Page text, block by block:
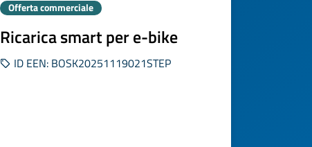
Offerta commerciale
Ricarica smart per e-bike
ID EEN: BOSK20251119021STEP